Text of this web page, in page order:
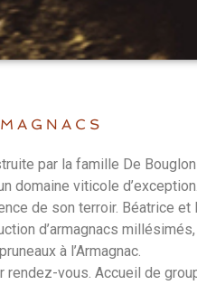
par la famille De
domaine viticole
de son terroir. Béatrice et
d’armagnacs millésimés,
à l’Armagnac.
vous. Accueil de